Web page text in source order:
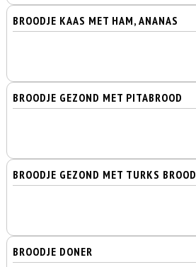
BROODJE KAAS MET HAM, ANANAS
BROODJE GEZOND MET PITABROOD
BROODJE GEZOND MET TURKS BROOD
BROODJE DONER